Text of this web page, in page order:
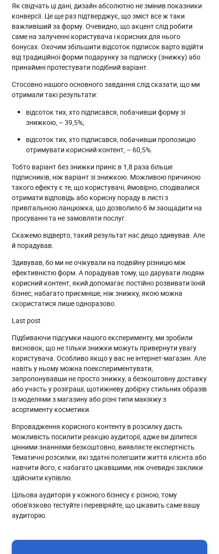
Як свідчать ці дані, дизайн абсолютно не змінив показники
конверсії. Це ще раз підтверджує, що зміст все ж таки
важливіший за форму. Очевидно, що акцент слід робити
саме на залученні користувача і корисних для нього
бонусах. Охочим збільшити відсоток підписок варто відійти
від традиційної форми подарунку за підписку (знижку) або
принаймні протестувати подібний варіант.
Стосовно нашого основного завдання слід сказати, що ми
отримали такі результати:
відсоток тих, хто підписався, побачивши форму зі
знижкою, – 39,5%;
відсоток тих, хто підписався, побачивши пропозицію
отримувати корисний контент, – 60,5%.
Тобто варіант без знижки приніс в 1,8 раза більше
підписників, ніж варіант зі знижкою. Можливою причиною
такого ефекту є те, що користувачі, ймовірно, сподівалися
отримати відповідь або корисну пораду в листі з
привітальною ланцюжка, що дозволило б їм заощадити на
просуванні та не замовляти послуг.
Скажемо відверто, такий результат нас дещо здивував. Але
й порадував.
Здивував, бо ми не очікували на подвійну різницю між
ефективністю форм. А порадував тому, що дарувати людям
корисний контент, який допомагає постійно розвивати їхній
бізнес, набагато приємніше, ніж знижку, якою можна
скористатися лише одноразово.
Last post
Підбиваючи підсумки нашого експерименту, ми зробили
висновок, що не тільки знижки можуть привернути увагу
користувача. Особливо якщо у вас не інтернет-магазин. Але
навіть у ньому можна поекспериментувати,
запропонувавши не просто знижку, а безкоштовну доставку
або участь у розіграші, щотижневу добірку стильних образів
із моделями з магазину або різні типи макіяжу з
асортименту косметики.
Впровадження корисного контенту в розсилку дасть
можливість посилити реакцію аудиторії, адже ви ділитеся
цінними знаннями безкоштовно, виявляєте експертність.
Тематичні розсилки, які здатні полегшити життя клієнта або
навчити його, є набагато цікавішими, ніж очевидні заклики
здійснити купівлю.
Цільова аудиторія у кожного бізнесу є різною, тому
обов'язково тестуйте і перевіряйте, що цікавить саме вашу
аудиторію.